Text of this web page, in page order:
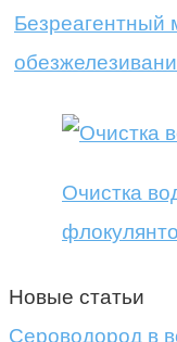
Безреагентный
Очистка
Новые статьи
Сероводород в